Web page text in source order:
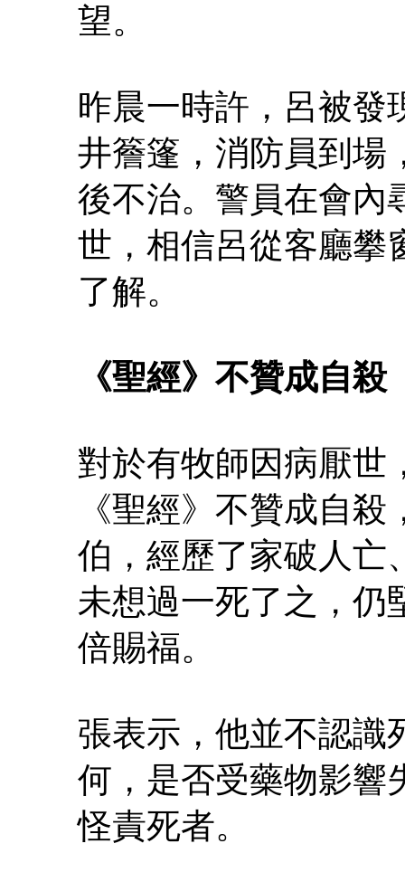
望。
昨晨一時許，呂被發
井簷篷，消防員到場
後不治。警員在會內
世，相信呂從客廳攀
了解。
《聖經》不贊成自殺
對於有牧師因病厭世
《聖經》不贊成自
伯，經歷了家破人亡
未想過一死了之，仍
倍賜福。
張表示，他並不認識
何，是否受藥物影響
怪責死者。